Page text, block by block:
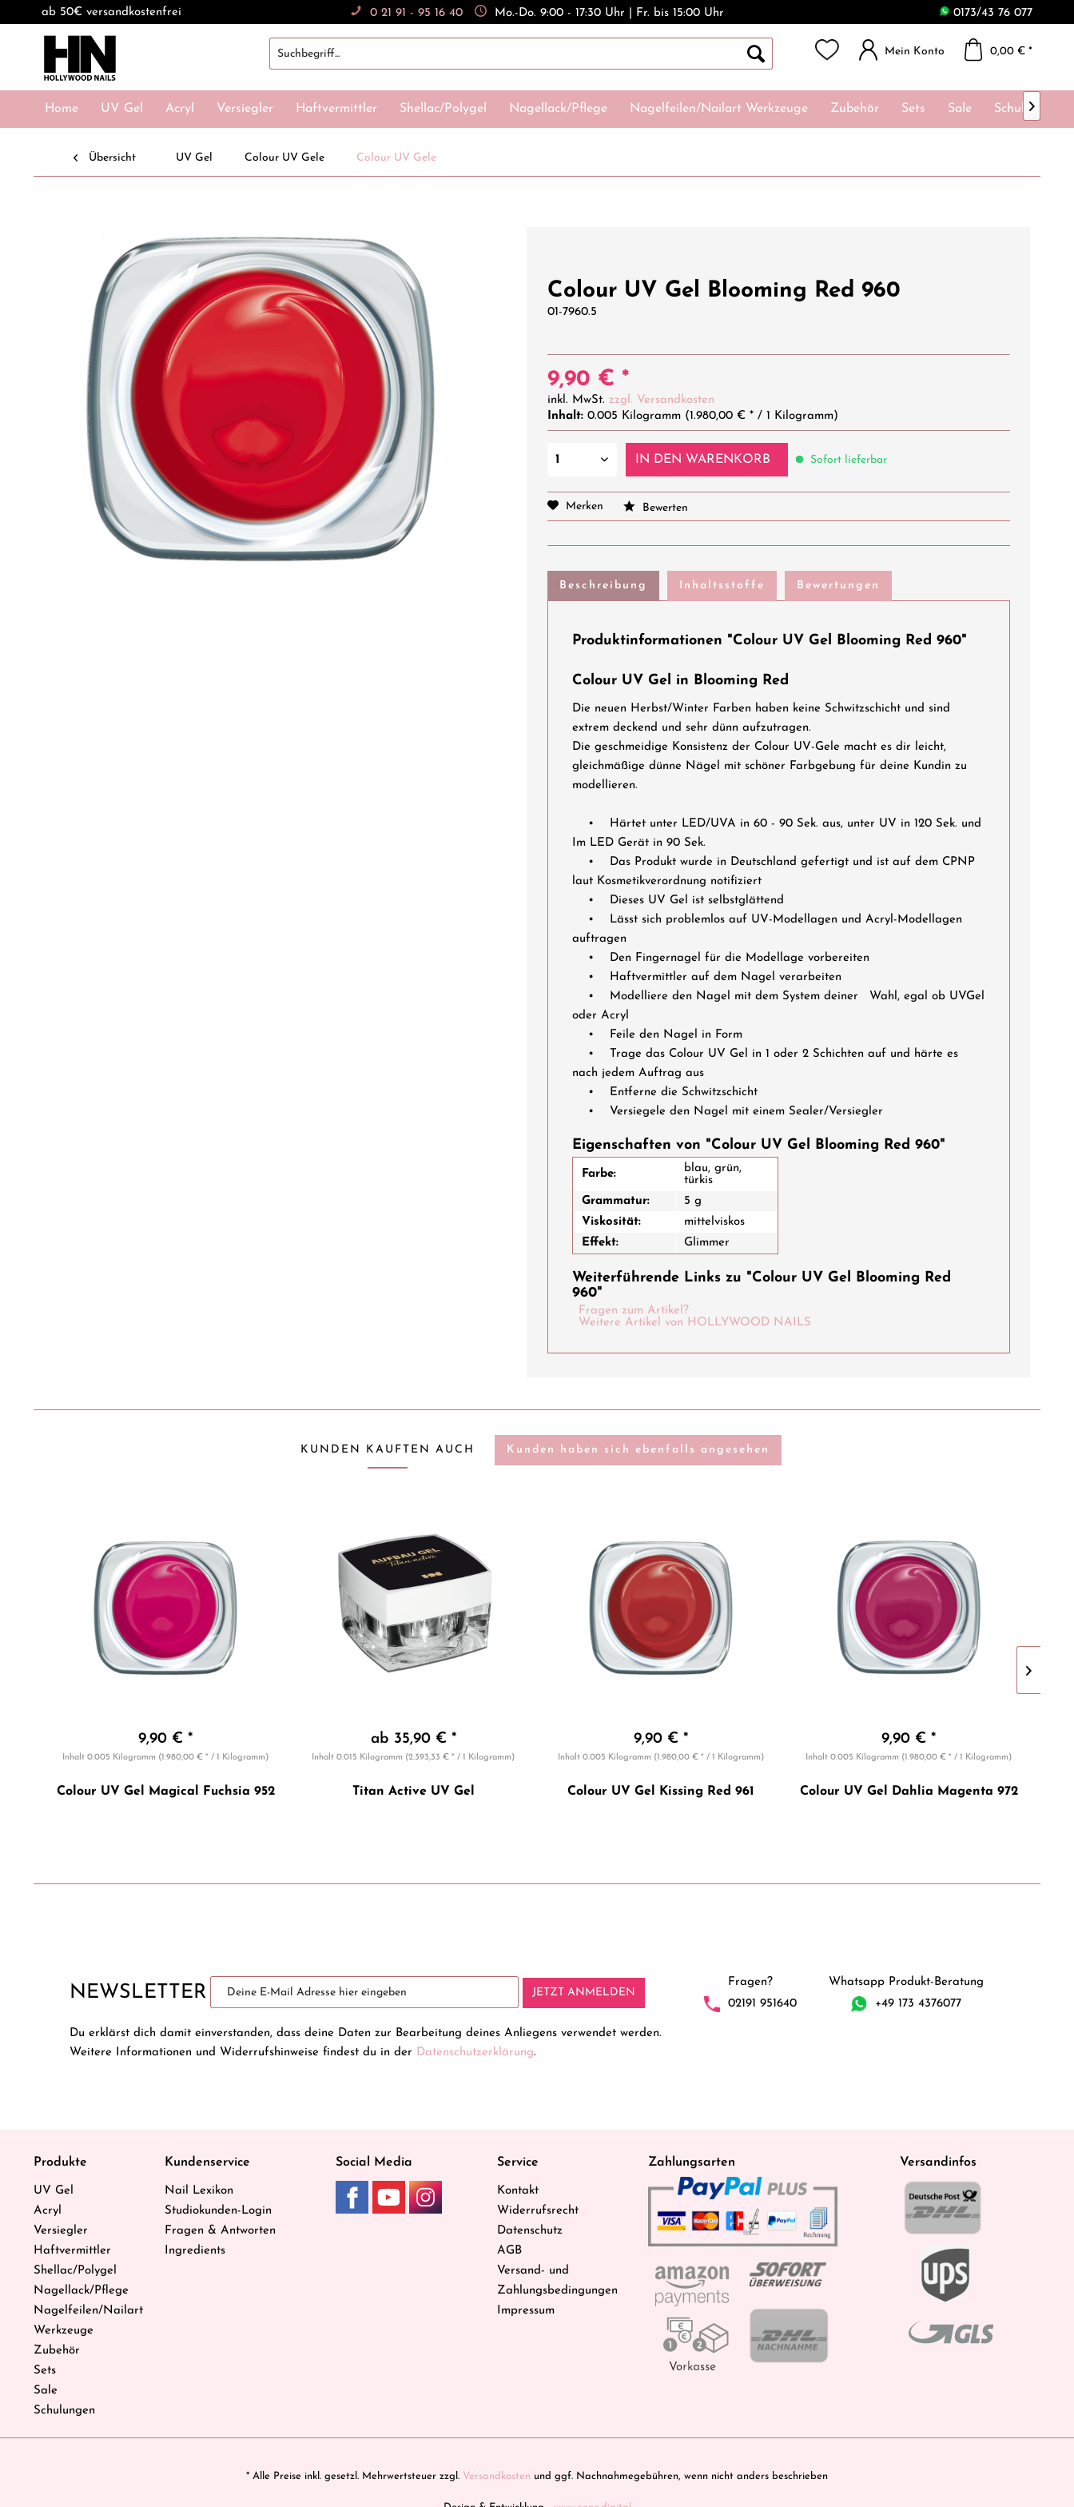
ab 50€ versandkostenfrei 0 21 91 - 95 16 40 Mo.-Do. 9:00 - 17:30 Uhr | Fr. bis 15:00 Uhr 0173/43 76 077
Mein Konto 0,00 € *
Home UV Gel Acryl Versiegler Haftvermittler Shellac/Polygel Nagellack/Pflege Nagelfeilen/Nailart Werkzeuge Zubehör Sets Sale Schulungen

Übersicht UV Gel Colour UV Gele Colour UV Gele
Colour UV Gel Blooming Red 960
01-7960.5
9,90 € *
inkl. MwSt. zzgl. Versandkosten
Inhalt: 0.005 Kilogramm (1.980,00 € * / 1 Kilogramm)
IN DEN WARENKORB Sofort lieferbar
Merken Bewerten
Beschreibung Inhaltsstoffe Bewertungen
Produktinformationen "Colour UV Gel Blooming Red 960"
Colour UV Gel in Blooming Red
Die neuen Herbst/Winter Farben haben keine Schwitzschicht und sind
extrem deckend und sehr dünn aufzutragen.
Die geschmeidige Konsistenz der Colour UV-Gele macht es dir leicht,
gleichmäßige dünne Nägel mit schöner Farbgebung für deine Kundin zu
modellieren.
• Härtet unter LED/UVA in 60 - 90 Sek. aus, unter UV in 120 Sek. und
Im LED Gerät in 90 Sek.
• Das Produkt wurde in Deutschland gefertigt und ist auf dem CPNP
laut Kosmetikverordnung notifiziert
• Dieses UV Gel ist selbstglättend
• Lässt sich problemlos auf UV-Modellagen und Acryl-Modellagen
auftragen
• Den Fingernagel für die Modellage vorbereiten
• Haftvermittler auf dem Nagel verarbeiten
• Modelliere den Nagel mit dem System deiner Wahl, egal ob UVGel
oder Acryl
• Feile den Nagel in Form
• Trage das Colour UV Gel in 1 oder 2 Schichten auf und härte es
nach jedem Auftrag aus
• Entferne die Schwitzschicht
• Versiegele den Nagel mit einem Sealer/Versiegler
Eigenschaften von "Colour UV Gel Blooming Red 960"
Farbe:
blau, grün,
türkis
Grammatur:
5 g
Viskosität:
mittelviskos
Effekt:
Glimmer
Weiterführende Links zu "Colour UV Gel Blooming Red
960"
Fragen zum Artikel?
Weitere Artikel von HOLLYWOOD NAILS
KUNDEN KAUFTEN AUCH Kunden haben sich ebenfalls angesehen
9,90 € *
Inhalt 0.005 Kilogramm (1.980,00 € * / 1 Kilogramm)
Colour UV Gel Magical Fuchsia 952
ab 35,90 € *
Inhalt 0.015 Kilogramm (2.393,33 € * / 1 Kilogramm)
Titan Active UV Gel
9,90 € *
Inhalt 0.005 Kilogramm (1.980,00 € * / 1 Kilogramm)
Colour UV Gel Kissing Red 961
9,90 € *
Inhalt 0.005 Kilogramm (1.980,00 € * / 1 Kilogramm)
Colour UV Gel Dahlia Magenta 972
NEWSLETTER JETZT ANMELDEN
Du erklärst dich damit einverstanden, dass deine Daten zur Bearbeitung deines Anliegens verwendet werden.
Weitere Informationen und Widerrufshinweise findest du in der Datenschutzerklärung.
Fragen?
02191 951640
Whatsapp Produkt-Beratung
+49 173 4376077
Produkte
UV Gel
Acryl
Versiegler
Haftvermittler
Shellac/Polygel
Nagellack/Pflege
Nagelfeilen/Nailart
Werkzeuge
Zubehör
Sets
Sale
Schulungen
Kundenservice
Nail Lexikon
Studiokunden-Login
Fragen & Antworten
Ingredients
Social Media Service
Kontakt
Widerrufsrecht
Datenschutz
AGB
Versand- und
Zahlungsbedingungen
Impressum
Zahlungsarten Versandinfos
* Alle Preise inkl. gesetzl. Mehrwertsteuer zzgl. Versandkosten und ggf. Nachnahmegebühren, wenn nicht anders beschrieben